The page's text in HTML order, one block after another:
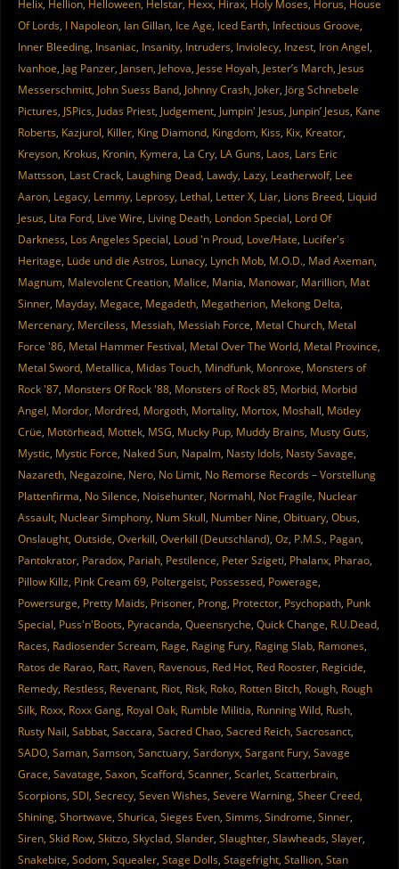
Helix, Hellion, Helloween, Helstar, Hexx, Hirax, Holy Moses, Horus, House
Of Lords, I Napoleon, Ian Gillan, Ice Age, Iced Earth, Infectious Groove,
Inner Bleeding, Insaniac, Insanity, Intruders, Inviolecy, Inzest, Iron Angel,
Ivanhoe, Jag Panzer, Jansen, Jehova, Jesse Hoyah, Jester’s March, Jesus
Messerschmitt, John Suess Band, Johnny Crash, Joker, Jörg Schnebele
Pictures, JSPics, Judas Priest, Judgement, Jumpin' Jesus, Junpin’ Jesus, Kane
Roberts, Kazjurol, Killer, King Diamond, Kingdom, Kiss, Kix, Kreator,
Kreyson, Krokus, Kronin, Kymera, La Cry, LA Guns, Laos, Lars Eric
Mattsson, Last Crack, Laughing Dead, Lawdy, Lazy, Leatherwolf, Lee
Aaron, Legacy, Lemmy, Leprosy, Lethal, Letter X, Liar, Lions Breed, Liquid
Jesus, Lita Ford, Live Wire, Living Death, London Special, Lord Of
Darkness, Los Angeles Special, Loud 'n Proud, Love/Hate, Lucifer's
Heritage, Lüde und die Astros, Lunacy, Lynch Mob, M.O.D., Mad Axeman,
Magnum, Malevolent Creation, Malice, Mania, Manowar, Marillion, Mat
Sinner, Mayday, Megace, Megadeth, Megatherion, Mekong Delta,
Mercenary, Merciless, Messiah, Messiah Force, Metal Church, Metal
Force '86, Metal Hammer Festival, Metal Over The World, Metal Province,
Metal Sword, Metallica, Midas Touch, Mindfunk, Monroxe, Monsters of
Rock '87, Monsters Of Rock '88, Monsters of Rock 85, Morbid, Morbid
Angel, Mordor, Mordred, Morgoth, Mortality, Mortox, Moshall, Mötley
Crüe, Motörhead, Mottek, MSG, Mucky Pup, Muddy Brains, Musty Guts,
Mystic, Mystic Force, Naked Sun, Napalm, Nasty Idols, Nasty Savage,
Nazareth, Negazoine, Nero, No Limit, No Remorse Records – Vorstellung
Plattenfirma, No Silence, Noisehunter, Normahl, Not Fragile, Nuclear
Assault, Nuclear Simphony, Num Skull, Number Nine, Obituary, Obus,
Onslaught, Outside, Overkill, Overkill (Deutschland), Oz, P.M.S., Pagan,
Pantokrator, Paradox, Pariah, Pestilence, Peter Szigeti, Phalanx, Pharao,
Pillow Killz, Pink Cream 69, Poltergeist, Possessed, Powerage,
Powersurge, Pretty Maids, Prisoner, Prong, Protector, Psychopath, Punk
Special, Puss'n'Boots, Pyracanda, Queensryche, Quick Change, R.U.Dead,
Races, Radiosender Scream, Rage, Raging Fury, Raging Slab, Ramones,
Ratos de Rarao, Ratt, Raven, Ravenous, Red Hot, Red Rooster, Regicide,
Remedy, Restless, Revenant, Riot, Risk, Roko, Rotten Bitch, Rough, Rough
Silk, Roxx, Roxx Gang, Royal Oak, Rumble Militia, Running Wild, Rush,
Rusty Nail, Sabbat, Saccara, Sacred Chao, Sacred Reich, Sacrosanct,
SADO, Saman, Samson, Sanctuary, Sardonyx, Sargant Fury, Savage
Grace, Savatage, Saxon, Scafford, Scanner, Scarlet, Scatterbrain,
Scorpions, SDI, Secrecy, Seven Wishes, Severe Warning, Sheer Creed,
Shining, Shortwave, Shurica, Sieges Even, Simms, Sindrome, Sinner,
Siren, Skid Row, Skitzo, Skyclad, Slander, Slaughter, Slawheads, Slayer,
Snakebite, Sodom, Squealer, Stage Dolls, Stagefright, Stallion, Stan